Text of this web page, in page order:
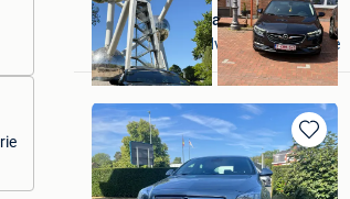
Alexandru Tănase
Oostende Zandvoorde +Oostende
Bewaren
in
Mijn